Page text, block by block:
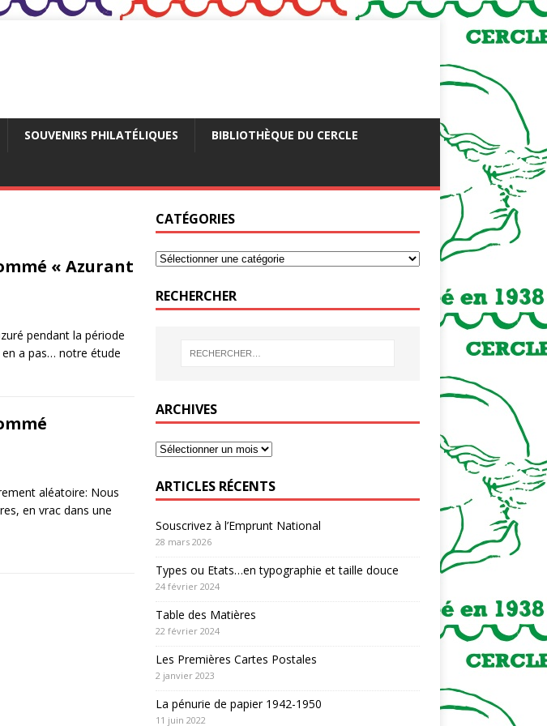
SOUVENIRS PHILATÉLIQUES BIBLIOTHÈQUE DU CERCLE
« Azurant
pendant la période
en a pas… notre étude
aléatoire: Nous
en vrac dans une
CATÉGORIES
RECHERCHER
ARCHIVES
ARTICLES RÉCENTS
Souscrivez à l’Emprunt National
28 mars 2026
Types ou Etats…en typographie et taille douce
24 février 2024
Table des Matières
22 février 2024
Les Premières Cartes Postales
2 janvier 2023
La pénurie de papier 1942-1950
11 juin 2022